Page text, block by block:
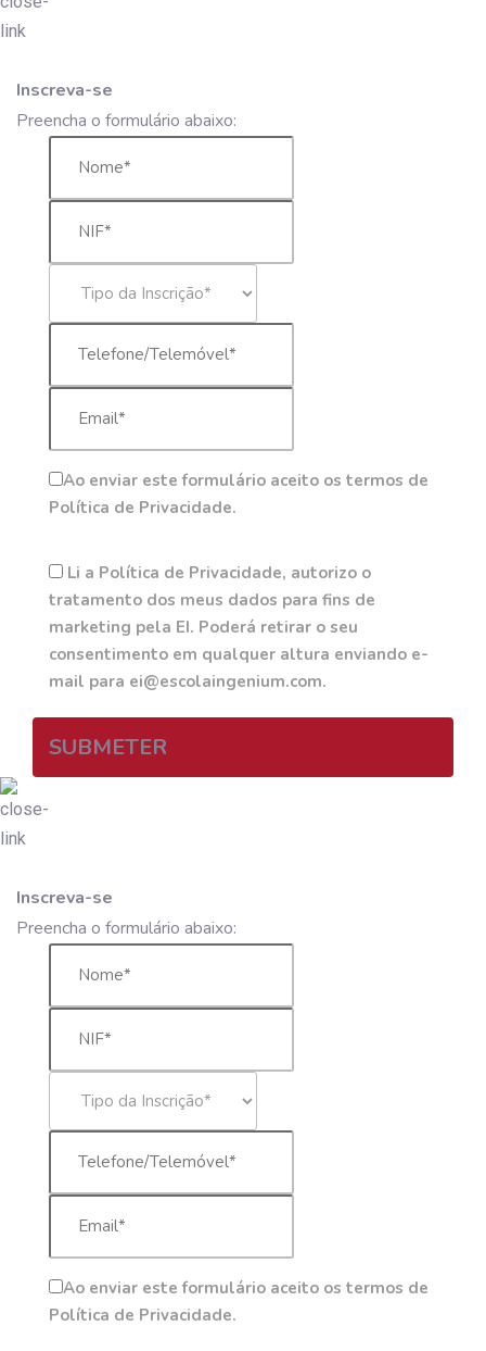
Inscreva-se
Preencha o formulário abaixo:
Ao enviar este formulário aceito os termos de
Política de Privacidade.
Li a Política de Privacidade, autorizo o
tratamento dos meus dados para fins de
marketing pela EI. Poderá retirar o seu
consentimento em qualquer altura enviando e-
mail para ei@escolaingenium.com.
SUBMETER
Inscreva-se
Preencha o formulário abaixo:
Ao enviar este formulário aceito os termos de
Política de Privacidade.